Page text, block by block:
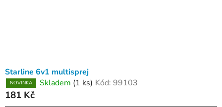
Starline 6v1 multisprej
NOVINKA Skladem (1 ks) Kód: 99103
181 Kč